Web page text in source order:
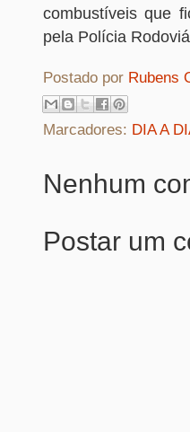
combustíveis que
pela Polícia
Postado por Rubens
Marcadores: DIA A
Nenhum
Postar um